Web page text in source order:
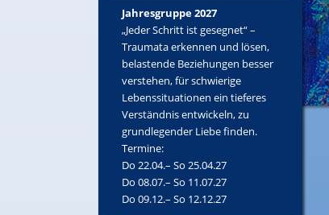
Jahresgruppe 2027
„Jeder Schritt ist gesegnet“ –
Traumata erkennen und lösen,
belastende Beziehungen besser
verstehen, für schwierige
Lebenssituationen ein tieferes
Verständnis entwickeln, zu
grundlegender Liebe finden.
Termine:
Do 22.04.– So 25.04.27
Do 08.07.– So 11.07.27
Do 09.12.– So 12.12.27